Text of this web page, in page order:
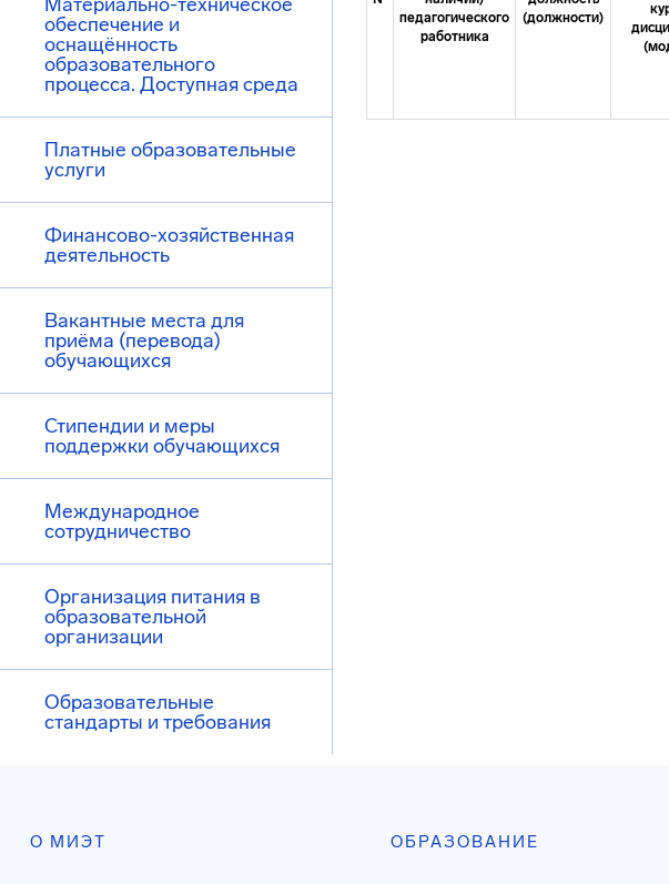
обеспечение и
оснащённость
образовательного
процесса. Доступная среда
Платные образовательные
услуги
Финансово-хозяйственная
деятельность
Вакантные места для
приёма (перевода)
обучающихся
Стипендии и меры
поддержки обучающихся
Международное
сотрудничество
Организация питания в
образовательной
организации
Образовательные
стандарты и требования
педагогического
работника
(должности)
О МИЭТ ОБРАЗОВАНИЕ